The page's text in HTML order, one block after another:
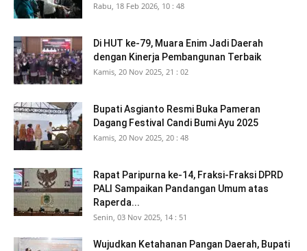
Rabu, 18 Feb 2026, 10 : 48
Di HUT ke-79, Muara Enim Jadi Daerah
dengan Kinerja Pembangunan Terbaik
Kamis, 20 Nov 2025, 21 : 02
Bupati Asgianto Resmi Buka Pameran
Dagang Festival Candi Bumi Ayu 2025
Kamis, 20 Nov 2025, 20 : 48
Rapat Paripurna ke-14, Fraksi-Fraksi DPRD
PALI Sampaikan Pandangan Umum atas
Raperda...
Senin, 03 Nov 2025, 14 : 51
Wujudkan Ketahanan Pangan Daerah, Bupati